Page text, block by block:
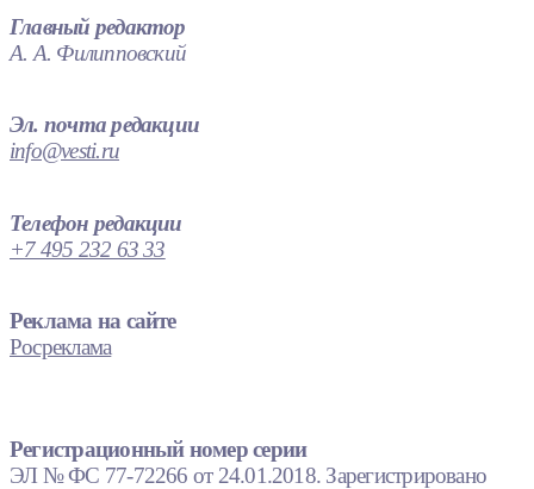
Главный редактор
А. А. Филипповский
Эл. почта редакции
info@vesti.ru
Телефон редакции
+7 495 232 63 33
Реклама на сайте
Росреклама
Регистрационный номер серии
ЭЛ № ФС 77-72266 от 24.01.2018. Зарегистрировано